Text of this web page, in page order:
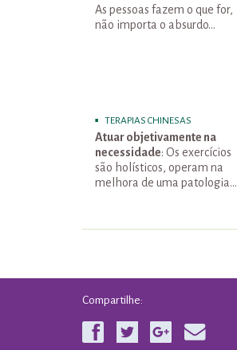
As pessoas fazem o que for,
não importa o absurdo…
TERAPIAS CHINESAS
Atuar objetivamente na
necessidade: Os exercícios
são holísticos, operam na
melhora de uma patologia…
Compartilhe: